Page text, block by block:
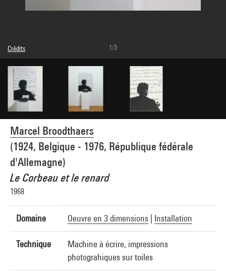
Marcel Broodthaers
(1924, Belgique - 1976, République fédérale
d'Allemagne)
Le Corbeau et le renard
1968
Domaine Oeuvre en 3 dimensions Installation
Technique
Machine à écrire, impressions
photograhiques sur toiles
Crédits
Légende : Présentation de l'installation
© Succession Marcel Broodthaers / Adagp, Paris
Crédit photographique : Centre Pompidou, MNAM-CCI/Service de la documentation
photographique du MNAM/Dist. GrandPalaisRmn
Réf. image : 4R04492 [1986 CX 0054]
1/3